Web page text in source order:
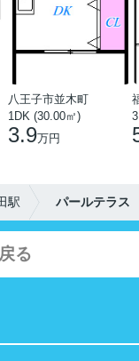
八王子市並木町
1DK (30.00㎡)
3.9万円
駅 パールテラス
る